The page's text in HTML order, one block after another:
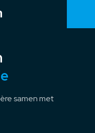
samen met